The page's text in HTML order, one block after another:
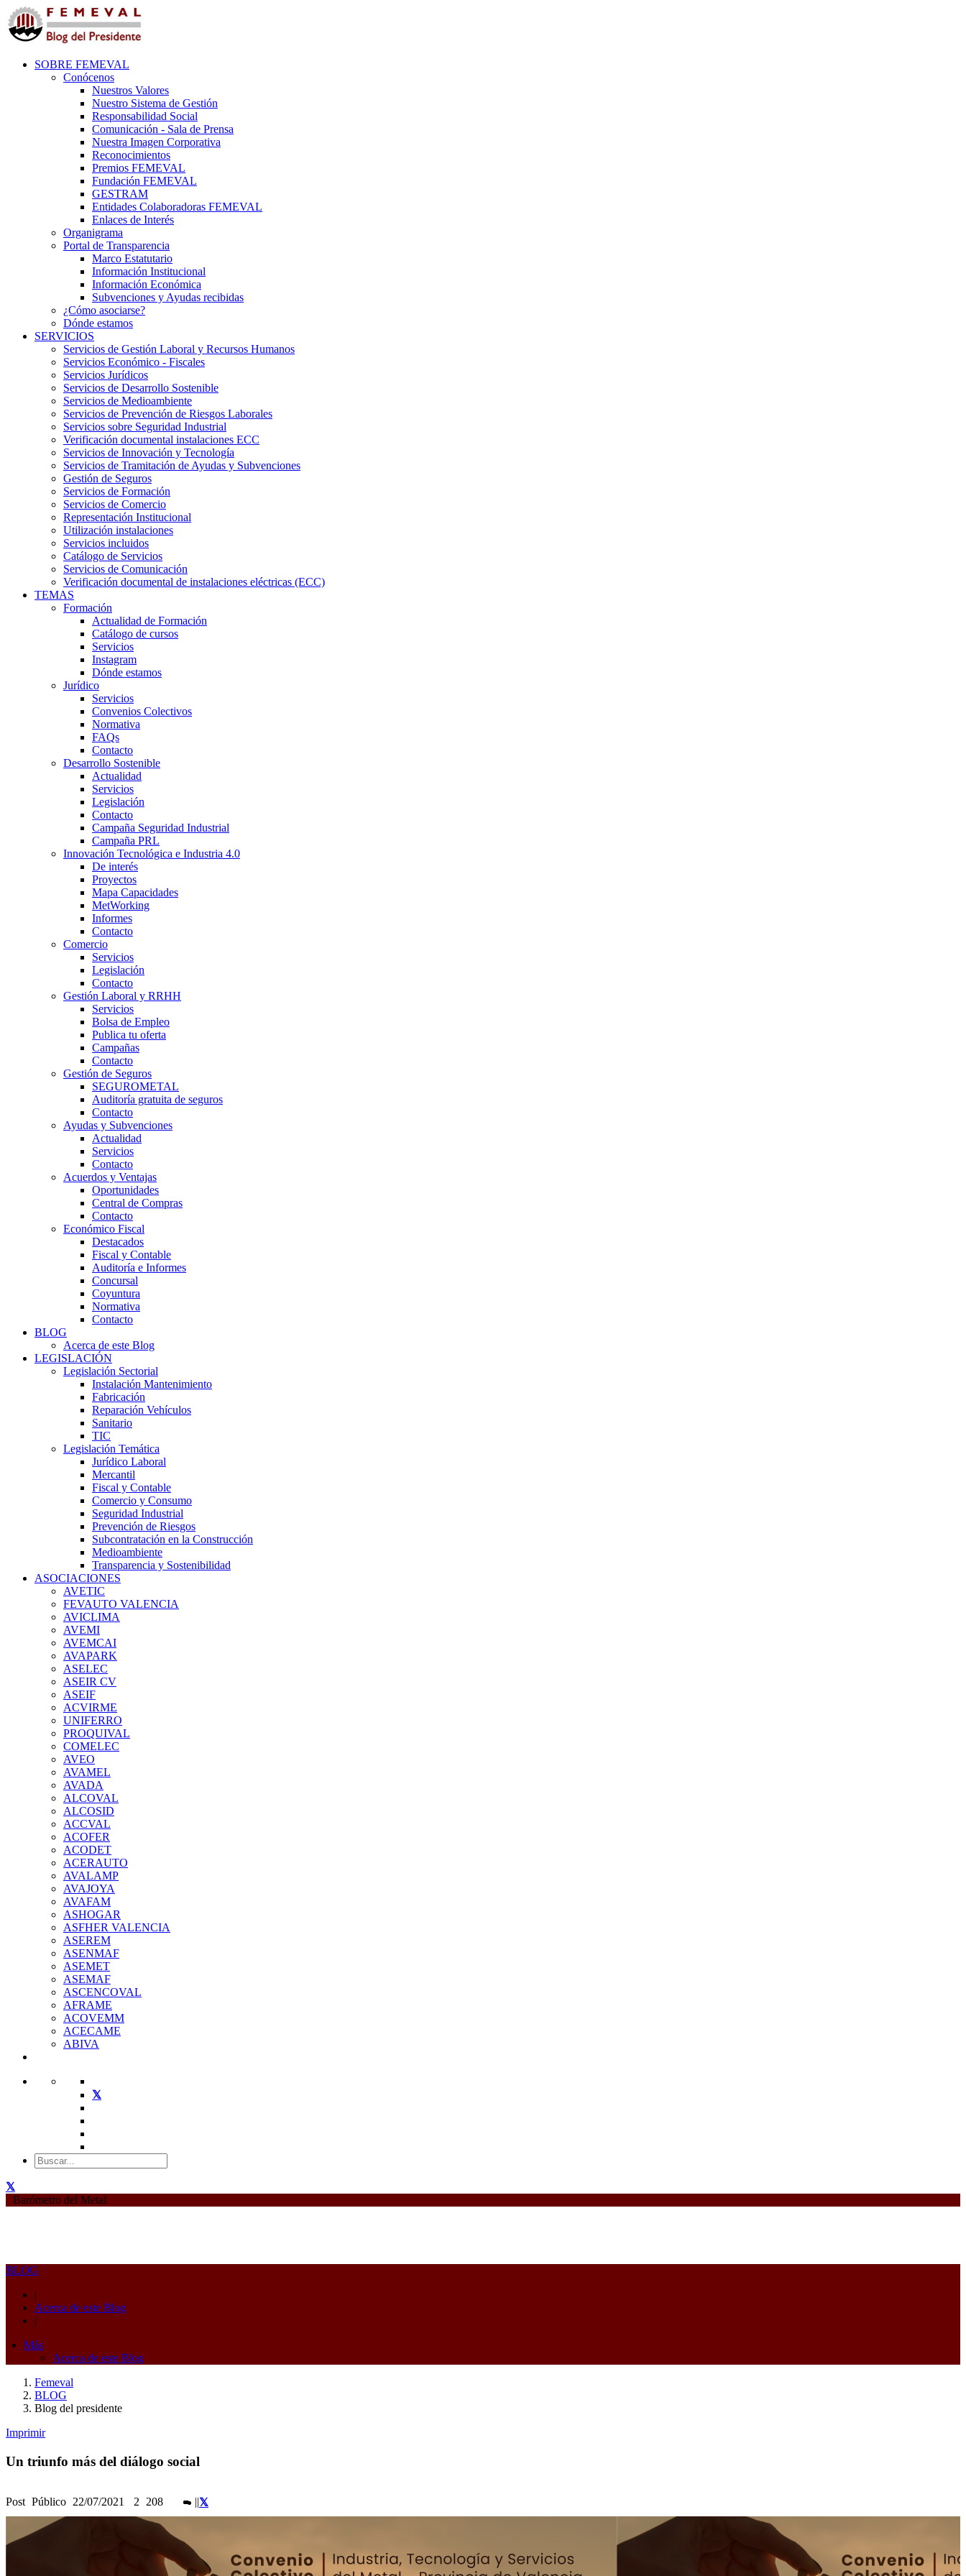
SOBRE FEMEVAL
Conócenos
Nuestros Valores
Nuestro Sistema de Gestión
Responsabilidad Social
Comunicación - Sala de Prensa
Nuestra Imagen Corporativa
Reconocimientos
Premios FEMEVAL
Fundación FEMEVAL
GESTRAM
Entidades Colaboradoras FEMEVAL
Enlaces de Interés
Organigrama
Portal de Transparencia
Marco Estatutario
Información Institucional
Información Económica
Subvenciones y Ayudas recibidas
¿Cómo asociarse?
Dónde estamos
SERVICIOS
Servicios de Gestión Laboral y Recursos Humanos
Servicios Económico - Fiscales
Servicios Jurídicos
Servicios de Desarrollo Sostenible
Servicios de Medioambiente
Servicios de Prevención de Riesgos Laborales
Servicios sobre Seguridad Industrial
Verificación documental instalaciones ECC
Servicios de Innovación y Tecnología
Servicios de Tramitación de Ayudas y Subvenciones
Gestión de Seguros
Servicios de Formación
Servicios de Comercio
Representación Institucional
Utilización instalaciones
Servicios incluidos
Catálogo de Servicios
Servicios de Comunicación
Verificación documental de instalaciones eléctricas (ECC)
TEMAS
Formación
Actualidad de Formación
Catálogo de cursos
Servicios
Instagram
Dónde estamos
Jurídico
Servicios
Convenios Colectivos
Normativa
FAQs
Contacto
Desarrollo Sostenible
Actualidad
Servicios
Legislación
Contacto
Campaña Seguridad Industrial
Campaña PRL
Innovación Tecnológica e Industria 4.0
De interés
Proyectos
Mapa Capacidades
MetWorking
Informes
Contacto
Comercio
Servicios
Legislación
Contacto
Gestión Laboral y RRHH
Servicios
Bolsa de Empleo
Publica tu oferta
Campañas
Contacto
Gestión de Seguros
SEGUROMETAL
Auditoría gratuita de seguros
Contacto
Ayudas y Subvenciones
Actualidad
Servicios
Contacto
Acuerdos y Ventajas
Oportunidades
Central de Compras
Contacto
Económico Fiscal
Destacados
Fiscal y Contable
Auditoría e Informes
Concursal
Coyuntura
Normativa
Contacto
BLOG
Acerca de este Blog
LEGISLACIÓN
Legislación Sectorial
Instalación Mantenimiento
Fabricación
Reparación Vehículos
Sanitario
TIC
Legislación Temática
Jurídico Laboral
Mercantil
Fiscal y Contable
Comercio y Consumo
Seguridad Industrial
Prevención de Riesgos
Subcontratación en la Construcción
Medioambiente
Transparencia y Sostenibilidad
ASOCIACIONES
AVETIC
FEVAUTO VALENCIA
AVICLIMA
AVEMI
AVEMCAI
AVAPARK
ASELEC
ASEIR CV
ASEIF
ACVIRME
UNIFERRO
PROQUIVAL
COMELEC
AVEO
AVAMEL
AVADA
ALCOVAL
ALCOSID
ACCVAL
ACOFER
ACODET
ACERAUTO
AVALAMP
AVAJOYA
AVAFAM
ASHOGAR
ASFHER VALENCIA
ASEREM
ASENMAF
ASEMET
ASEMAF
ASCENCOVAL
AFRAME
ACOVEMM
ACECAME
ABIVA
Barómetro del Metal
BLOG
|
Acerca de este Blog
|
Más
Acerca de este Blog
Femeval
BLOG
Blog del presidente
Imprimir
Un triunfo más del diálogo social
Post Público 22/07/2021 2 208 ||